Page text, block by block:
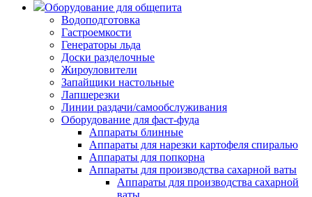
Оборудование для общепита
Водоподготовка
Гастроемкости
Генераторы льда
Доски разделочные
Жироуловители
Запайщики настольные
Лапшерезки
Линии раздачи/самообслуживания
Оборудование для фаст-фуда
Аппараты блинные
Аппараты для нарезки картофеля спиралью
Аппараты для попкорна
Аппараты для производства сахарной ваты
Аппараты для производства сахарной
ваты